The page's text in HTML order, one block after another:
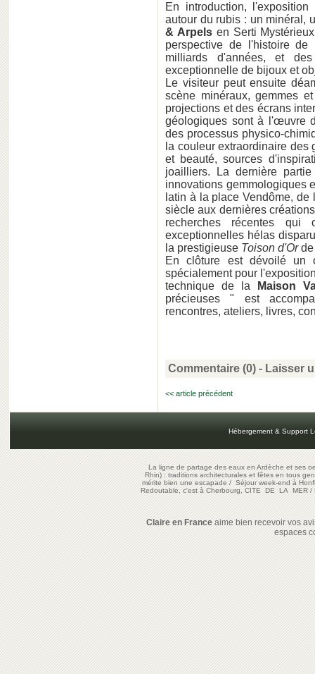
En introduction,
autour du rubis : un minéral,
& Arpelsen Serti
perspective de l'histoire
milliards d'années, et
exceptionnelle de bijoux et
Le visiteur peut ensuite
scène minéraux, gemmes
projections et des écrans
géologiques sont à l'œuvre
des processus physico-
la couleur extraordinaire des
et beauté, sources
joailliers. La dernière
innovations gemmologiques
latin à la place Vendôme,
siècle aux dernières
recherches récentes
exceptionnelles hélas
la prestigieuse Toison d'Or
En clôture est dévoilé un
spécialement pour
technique de la
Maison
précieuses " est
rencontres, ateliers, livres,
Commentaire (0) - Laisser
<< article précédent
Hébergement & Support
La ligne de partage des eaux en Ardèche et ses
Rhin) : traditions architecturales et fêtes en tous
mérite bien une escapade/Séjour week-end à
Redoutable, c'est à Cherbourg, CITE DE LA MER/
Claire en Franceaime bien recevoir vos
espaces